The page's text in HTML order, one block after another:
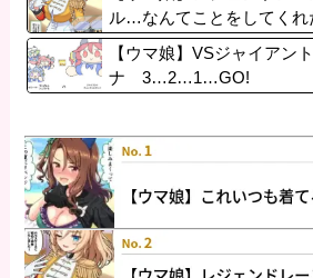
ル…なんてことをしてくれ
【ウマ娘】VSジャイアン
ナ 3…2…1…GO!